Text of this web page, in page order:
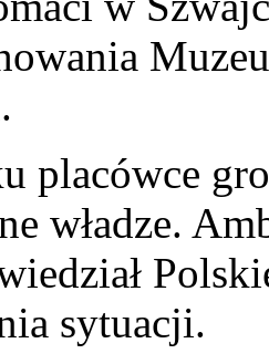
placówce
władze.
sytuacji.